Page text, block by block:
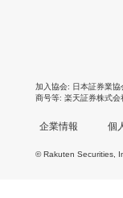
加入協会 日本証券業協
商号等 楽天証券株式
企業情報 個
© Rakuten Securities,